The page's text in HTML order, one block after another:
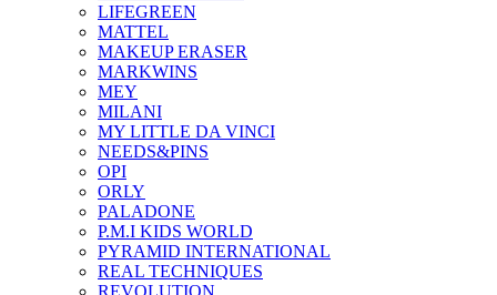
LIFEGREEN
MATTEL
MAKEUP ERASER
MARKWINS
MEY
MILANI
MY LITTLE DA VINCI
NEEDS&PINS
OPI
ORLY
PALADONE
P.M.I KIDS WORLD
PYRAMID INTERNATIONAL
REAL TECHNIQUES
REVOLUTION